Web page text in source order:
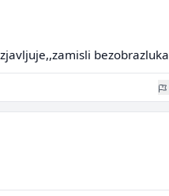
bezobrazluka